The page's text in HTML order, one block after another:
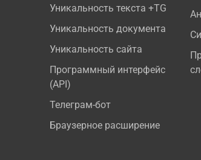
Уникальность текста +TG
Уникальность документа
Уникальность сайта
Программный интерфейс
(API)
Телеграм-бот
Браузерное расширение